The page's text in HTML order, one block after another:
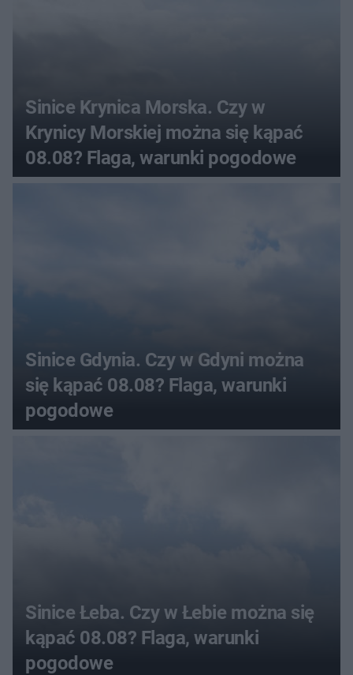
Sinice Krynica Morska. Czy w
Krynicy Morskiej można się kąpać
08.08? Flaga, warunki pogodowe
Sinice Gdynia. Czy w Gdyni można
się kąpać 08.08? Flaga, warunki
pogodowe
Sinice Łeba. Czy w Łebie można się
kąpać 08.08? Flaga, warunki
pogodowe